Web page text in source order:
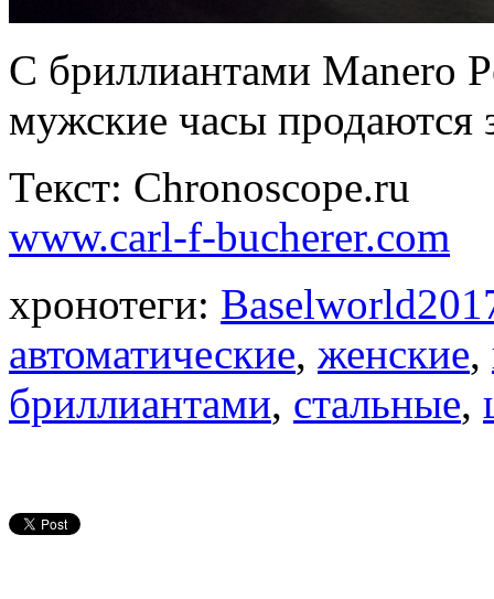
С бриллиантами Manero
мужские часы продаются
Текст: Chronoscope.ru
www.carl-f-bucherer.com
хронотеги:
автоматические, женские,
бриллиантами, стальные,